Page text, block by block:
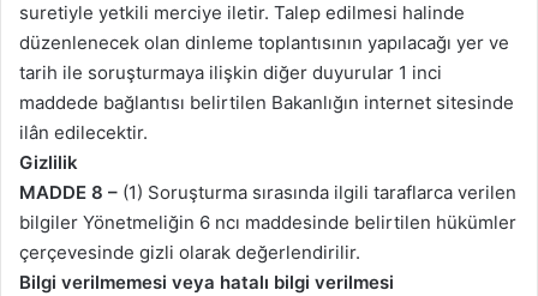
suretiyle yetkili merciye iletir. Talep edilmesi halinde
düzenlenecek olan dinleme toplantısının yapılacağı yer ve
tarih ile soruşturmaya ilişkin diğer duyurular 1 inci
maddede bağlantısı belirtilen Bakanlığın internet sitesinde
ilân edilecektir.
Gizlilik
MADDE 8 – (1) Soruşturma sırasında ilgili taraflarca verilen
bilgiler Yönetmeliğin 6 ncı maddesinde belirtilen hükümler
çerçevesinde gizli olarak değerlendirilir.
Bilgi verilmemesi veya hatalı bilgi verilmesi